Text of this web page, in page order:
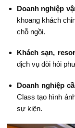
Doanh nghiệp
khoang khách
chỗ ngồi.
Khách sạn,
dịch vụ đòi hỏi
Doanh nghiệp
Class tạo hình
sự kiện.